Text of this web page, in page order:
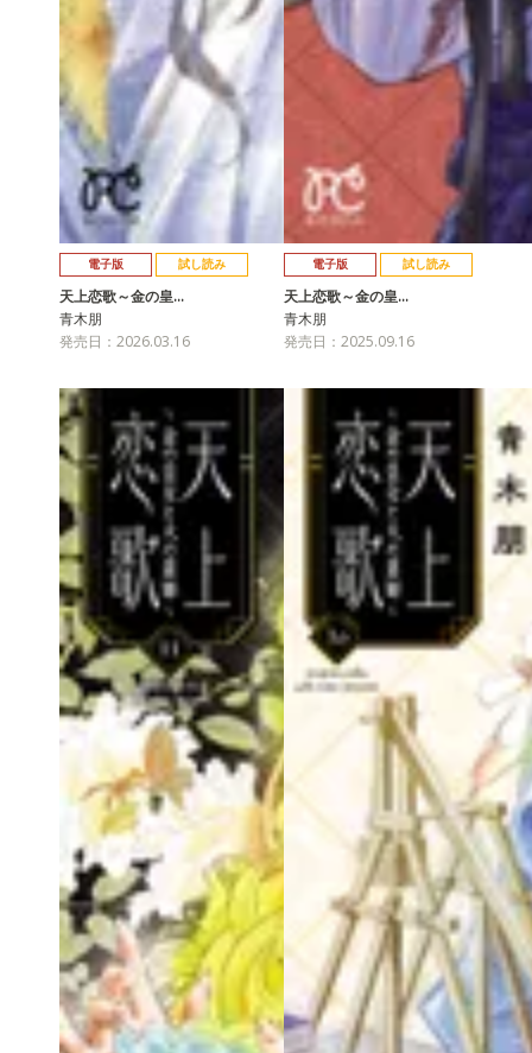
電子版 試し読み
天上恋歌～金の皇…
青木朋
発売日：2026.03.16
電子版 試し読み
天上恋歌～金の皇…
青木朋
発売日：2025.09.16